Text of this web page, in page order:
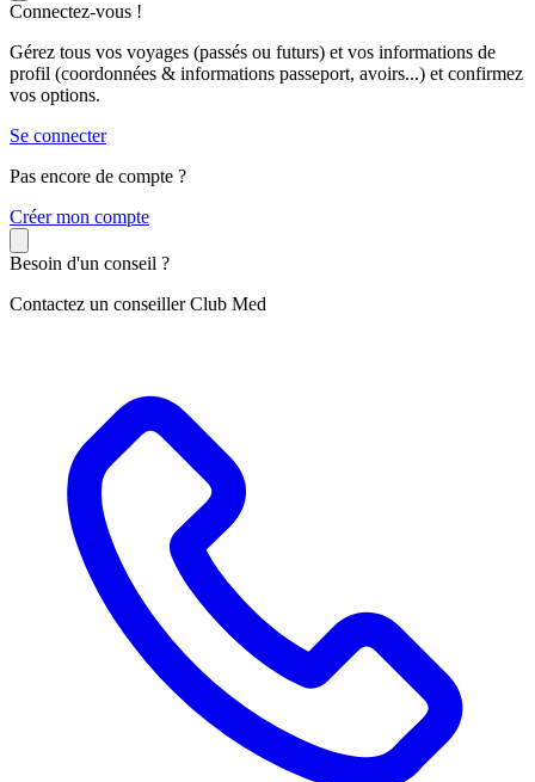
Connectez-vous !
Gérez tous vos voyages (passés ou futurs) et vos informations de
profil (coordonnées & informations passeport, avoirs...) et confirmez
vos options.
Se connecter
Pas encore de compte ?
Créer mon compte
Besoin d'un conseil ?
Contactez un conseiller Club Med